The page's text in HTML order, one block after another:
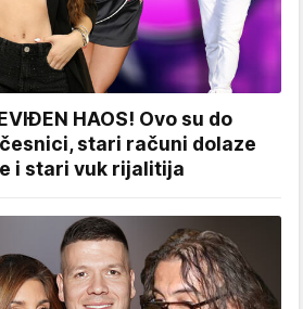
HAOS! Ovo su do
stari računi dolaze
i stari vuk rijalitija